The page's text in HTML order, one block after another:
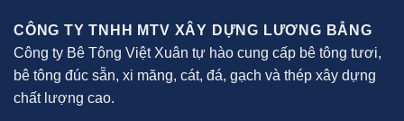
CÔNG TY TNHH MTV XÂY DỰNG LƯƠNG BẲNG
Công ty Bê Tông Việt Xuân tự hào cung cấp bê tông tươi,
bê tông đúc sẵn, xi măng, cát, đá, gạch và thép xây dựng
chất lượng cao.